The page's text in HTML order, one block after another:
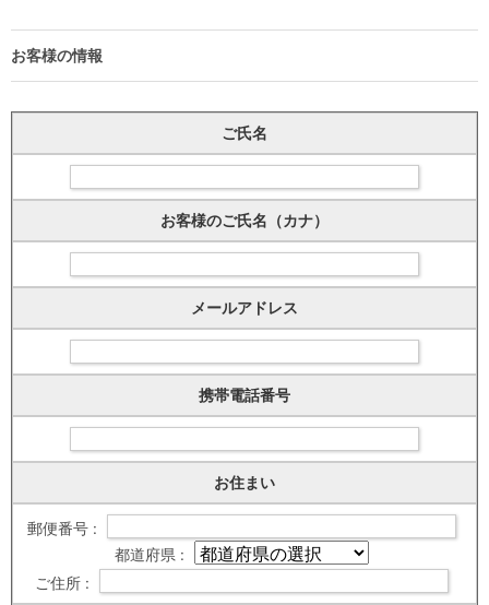
お客様の情報
ご氏名
お客様のご氏名（カナ）
メールアドレス
携帯電話番号
お住まい
郵便番号 :
都道府県 :
ご住所 :